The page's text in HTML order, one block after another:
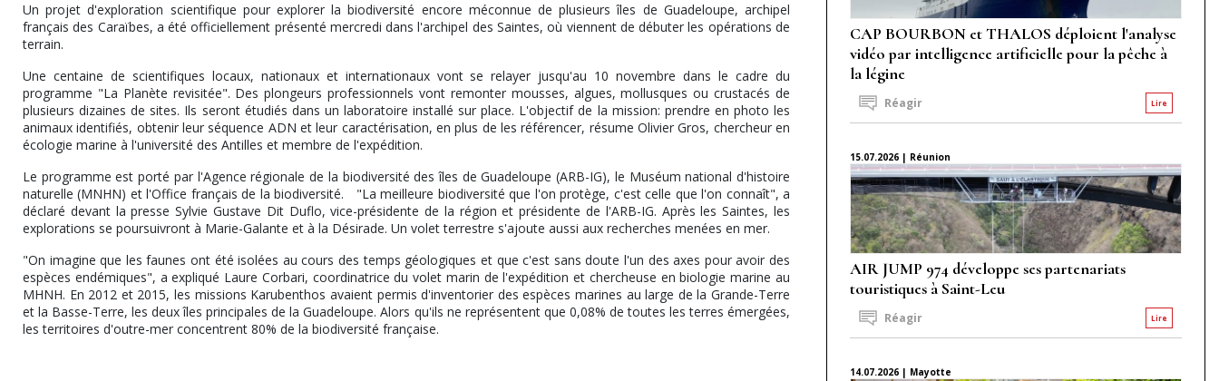
Un projet d'exploration scientifique pour explorer la biodiversité encore méconnue de plusieurs îles de Guadeloupe, archipel
français des Caraïbes, a été officiellement présenté mercredi dans l'archipel des Saintes, où viennent de débuter les opérations de
terrain.
Une centaine de scientifiques locaux, nationaux et internationaux vont se relayer jusqu'au 10 novembre dans le cadre du
programme "La Planète revisitée". Des plongeurs professionnels vont remonter mousses, algues, mollusques ou crustacés de
plusieurs dizaines de sites. Ils seront étudiés dans un laboratoire installé sur place. L'objectif de la mission: prendre en photo les
animaux identifiés, obtenir leur séquence ADN et leur caractérisation, en plus de les référencer, résume Olivier Gros, chercheur en
écologie marine à l'université des Antilles et membre de l'expédition.
Le programme est porté par l'Agence régionale de la biodiversité des îles de Guadeloupe (ARB-IG), le Muséum national d'histoire
naturelle (MNHN) et l'Office français de la biodiversité. "La meilleure biodiversité que l'on protège, c'est celle que l'on connaît", a
déclaré devant la presse Sylvie Gustave Dit Duflo, vice-présidente de la région et présidente de l'ARB-IG. Après les Saintes, les
explorations se poursuivront à Marie-Galante et à la Désirade. Un volet terrestre s'ajoute aussi aux recherches menées en mer.
"On imagine que les faunes ont été isolées au cours des temps géologiques et que c'est sans doute l'un des axes pour avoir des
espèces endémiques", a expliqué Laure Corbari, coordinatrice du volet marin de l'expédition et chercheuse en biologie marine au
MHNH. En 2012 et 2015, les missions Karubenthos avaient permis d'inventorier des espèces marines au large de la Grande-Terre
et la Basse-Terre, les deux îles principales de la Guadeloupe. Alors qu'ils ne représentent que 0,08% de toutes les terres émergées,
les territoires d'outre-mer concentrent 80% de la biodiversité française.
CAP BOURBON et THALOS déploient l'analyse
vidéo par intelligence artificielle pour la pêche à
la légine
Lire
Réagir
15.07.2026 | Réunion
AIR JUMP 974 développe ses partenariats
touristiques à Saint-Leu
Lire
Réagir
14.07.2026 | Mayotte